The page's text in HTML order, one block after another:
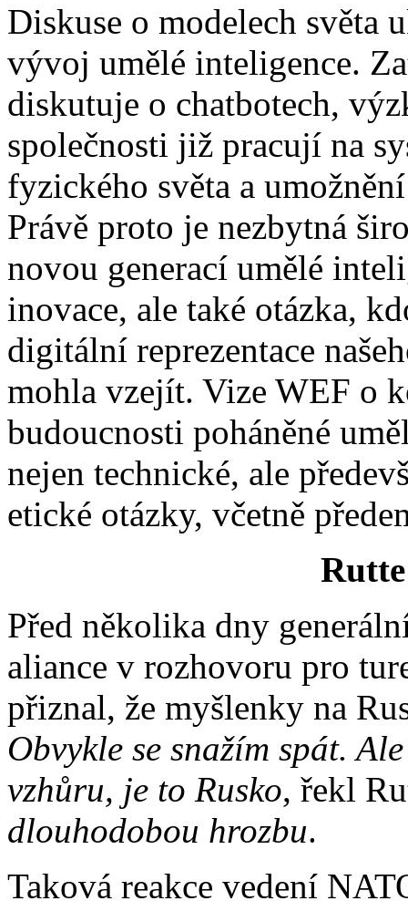
Diskuse o modelech světa
vývoj umělé inteligence.
diskutuje o chatbotech,
společnosti již pracují na
fyzického světa a
Právě proto je nezbytná
novou generací umělé
inovace, ale také otázka,
digitální reprezentace
mohla vzejít. Vize WEF o
budoucnosti poháněné
nejen technické, ale
etické otázky, včetně
Před několika dny
aliance v rozhovoru pro
přiznal, že myšlenky na
Obvykle se snažím spát.
vzhůru, je to Rusko, řekl
dlouhodobou hrozbu.
Taková reakce vedení